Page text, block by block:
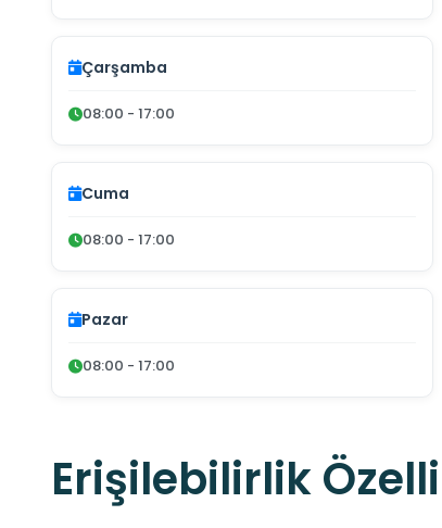
Çarşamba
08:00 - 17:00
Cuma
08:00 - 17:00
Pazar
08:00 - 17:00
Erişilebilirlik